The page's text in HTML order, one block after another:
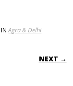
INAgra & Delhi
NEXT →